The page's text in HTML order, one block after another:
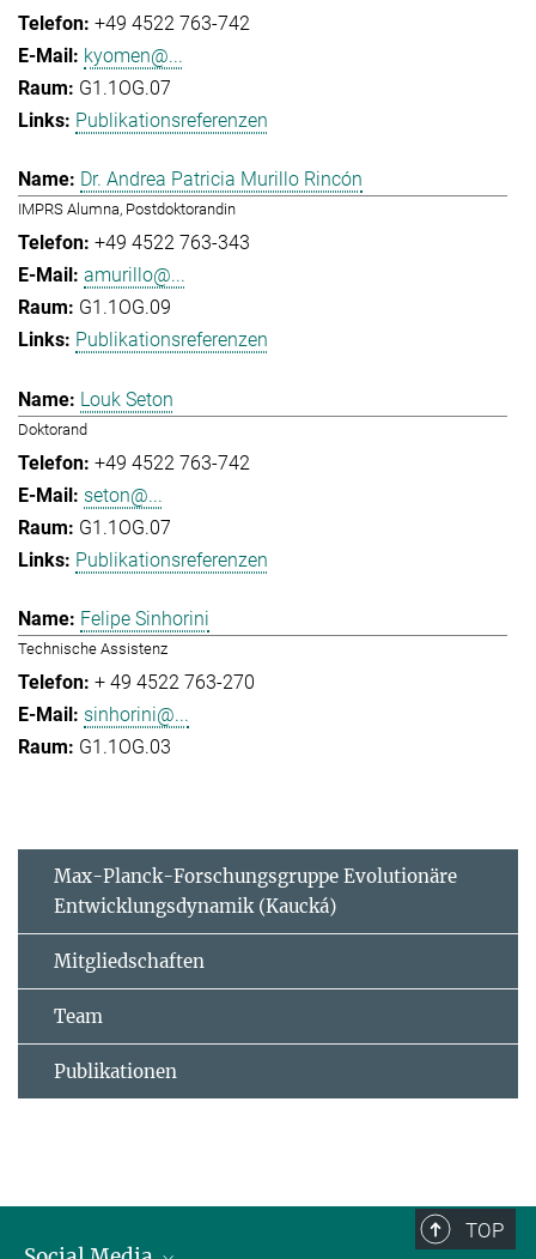
+49 4522 763-742
kyomen@...
G1.1OG.07
Publikationsreferenzen
Dr. Andrea Patricia Murillo Rincón
IMPRS Alumna, Postdoktorandin
+49 4522 763-343
amurillo@...
G1.1OG.09
Publikationsreferenzen
Louk Seton
Doktorand
+49 4522 763-742
seton@...
G1.1OG.07
Publikationsreferenzen
Felipe Sinhorini
Technische Assistenz
+ 49 4522 763-270
sinhorini@...
G1.1OG.03
Max-Planck-Forschungsgruppe Evolutionäre
Entwicklungsdynamik (Kaucká)
Mitgliedschaften
Team
Publikationen
TOP